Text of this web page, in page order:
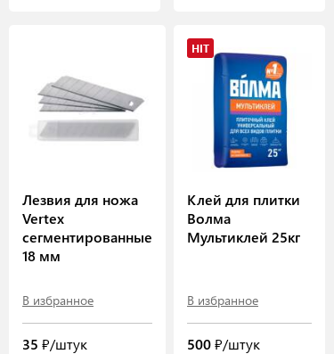
Лезвия для ножа
Vertex
сегментированные
18 мм
В избранное
35 ₽/штук
HIT
Клей для плитки
Волма
Мультиклей 25кг
В избранное
500₽/штук